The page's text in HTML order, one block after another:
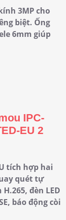
3MP cho
biệt. Ống
6mm giúp
IPC-
EU 2
tích hợp hai
quét tự
đèn LED
báo động còi